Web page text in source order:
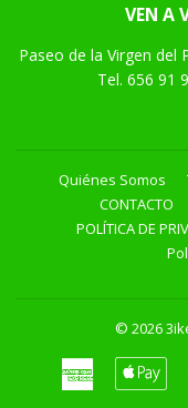
VEN A
Paseo de la Virgen del
Tel. 656 91
Quiénes Somos
CONTACTO
POLÍTICA DE
© 2026
American
Express